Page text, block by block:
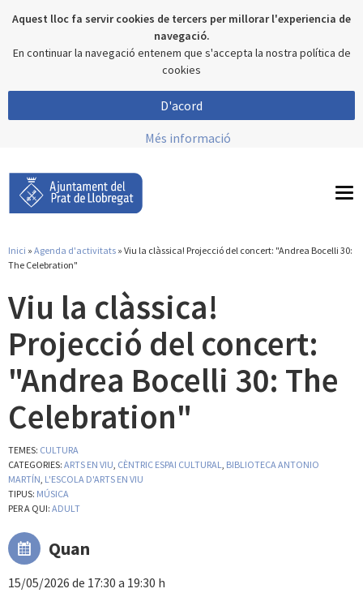
Aquest lloc fa servir cookies de tercers per millorar l'experiencia de
navegació.
En continuar la navegació entenem que s'accepta la nostra política de
cookies
D'acord
Més informació
Esteu aquí
Inici » Agenda d'activitats » Viu la clàssica! Projecció del concert: "Andrea Bocelli 30:
The Celebration"
Viu la clàssica!
Projecció del concert:
"Andrea Bocelli 30: The
Celebration"
TEMES: CULTURA
CATEGORIES: ARTS EN VIU, CÈNTRIC ESPAI CULTURAL, BIBLIOTECA ANTONIO
MARTÍN, L'ESCOLA D'ARTS EN VIU
TIPUS: MÚSICA
PER A QUI: ADULT
Quan
15/05/2026 de 17:30 a 19:30 h